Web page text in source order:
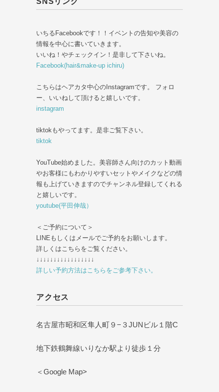
いちるFacebookです！！イベントの告知や美容の
情報を中心に書いていきます。
いいね！やチェックイン！是非して下さいね。
Facebook(hair&make-up ichiru)
こちらはヘアカタ中心のInstagramです。 フォロ
ー、いいねして頂けると嬉しいです。
instagram
tiktokもやってます。是非ご覧下さい。
tiktok
YouTube始めました。美容師さん向けのカット動画
やお客様にもわかりやすいセットやメイクなどの情
報も上げていきますのでチャンネル登録してくれる
と嬉しいです。
youtube(平田伸哉）
＜ご予約について＞
LINEもしくはメールでご予約をお願いします。
詳しくはこちらをご覧ください。
↓↓↓↓↓↓↓↓↓↓↓↓↓↓↓↓↓
詳しい予約方法はこちらをご参考下さい。
アクセス
名古屋市昭和区隼人町９−３JUNビル１階C
地下鉄鶴舞線いりなか駅より徒歩１分
＜Google Map>